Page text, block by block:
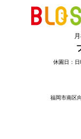
休園日：
福岡市南区